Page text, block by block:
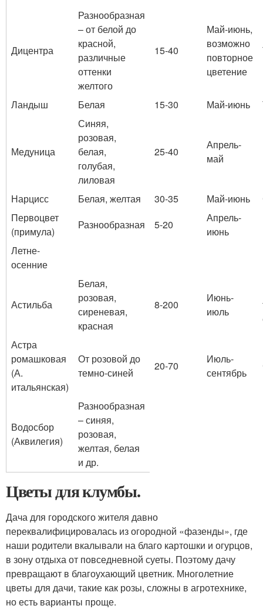
Дицентра
Разнообразная
– от белой до
красной,
различные
оттенки
желтого
15-40
Май-июнь,
возможно
повторное
цветение
Ландыш Белая 15-30 Май-июнь
Медуница
Синяя,
розовая,
белая,
голубая,
лиловая
25-40
Апрель-
май
Нарцисс Белая, желтая 30-35 Май-июнь
Первоцвет
(примула)
Разнообразная 5-20
Апрель-
июнь
Летне-
осенние
Астильба
Белая,
розовая,
сиреневая,
красная
8-200
Июнь-
июль
Астра
ромашковая
(А.
итальянская)
От розовой до
темно-синей
20-70
Июль-
сентябрь
Водосбор
(Аквилегия)
Разнообразная
– синяя,
розовая,
желтая, белая
и др.
Цветы для клумбы.
Дача для городского жителя давно
переквалифицировалась из огородной «фазенды», где
наши родители вкалывали на благо картошки и огурцов,
в зону отдыха от повседневной суеты. Поэтому дачу
превращают в благоухающий цветник. Многолетние
цветы для дачи, такие как розы, сложны в агротехнике,
но есть варианты проще.